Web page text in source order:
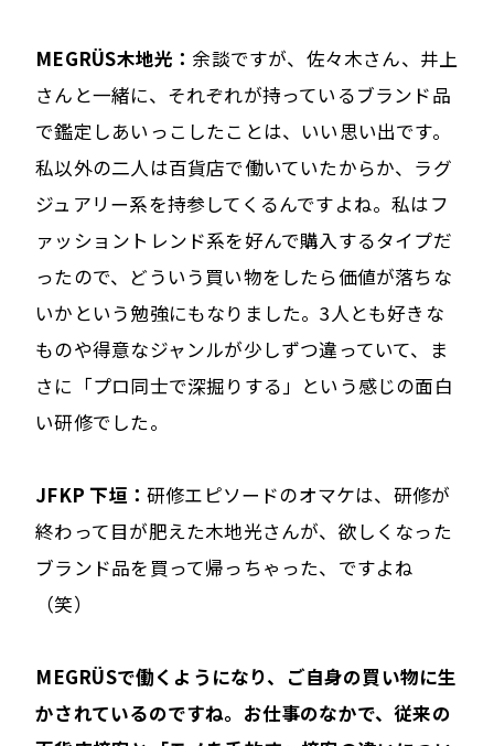
MEGRÜS木地光： 余談ですが、佐々木さん、井上
さんと一緒に、それぞれが持っているブランド品
で鑑定しあいっこしたことは、いい思い出です。
私以外の二人は百貨店で働いていたからか、ラグ
ジュアリー系を持参してくるんですよね。私はフ
ァッショントレンド系を好んで購入するタイプだ
ったので、どういう買い物をしたら価値が落ちな
いかという勉強にもなりました。3人とも好きな
ものや得意なジャンルが少しずつ違っていて、ま
さに「プロ同士で深掘りする」という感じの面白
い研修でした。
JFKP 下垣： 研修エピソードのオマケは、研修が
終わって目が肥えた木地光さんが、欲しくなった
ブランド品を買って帰っちゃった、ですよね
（笑）
――MEGRÜSで働くようになり、ご自身の買い物に生
かされているのですね。お仕事のなかで、従来の